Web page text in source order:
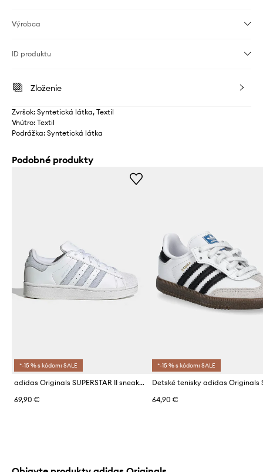
Výrobca
ID produktu
Zloženie
Zvršok: Syntetická látka, Textil
Vnútro: Textil
Podrážka: Syntetická látka
Podobné produkty
*-15 % s kódom: SALE
adidas Originals SUPERSTAR II sneakers detské semišové
69,90 €
*-15 % s kódom: SALE
64,90 €